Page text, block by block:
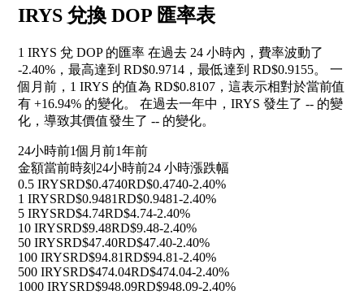
IRYS 兌換 DOP 匯率表
1 IRYS 兌 DOP 的匯率 在過去 24 小時內，費率波動了
-2.40% ，最高達到 RD$0.9714，最低達到 RD$0.9155。 一
個月前，1 IRYS 的值為 RD$0.8107，這表示相對於當前值
有 +16.94% 的變化。 在過去一年中，IRYS 發生了 -- 的變
化，導致其價值發生了 -- 的變化。
24小時前1個月前1年前
金額當前時刻 24小時前24 小時漲跌幅
0.5 IRYSRD$0.4740RD$0.4740-2.40%
1 IRYSRD$0.9481RD$0.9481-2.40%
5 IRYSRD$4.74RD$4.74-2.40%
10 IRYSRD$9.48RD$9.48-2.40%
50 IRYSRD$47.40RD$47.40-2.40%
100 IRYSRD$94.81RD$94.81-2.40%
500 IRYSRD$474.04RD$474.04-2.40%
1000 IRYSRD$948.09RD$948.09-2.40%